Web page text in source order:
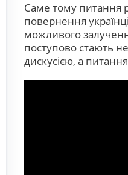
Саме тому питання
повернення
можливого
поступово стають
дискусією, а